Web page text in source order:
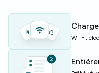
L'immeuble dispose
m² avec 5 pièces et 5
chacun garde son
Idéale pour étudiants
cherchant un logement
Wi-Fi,